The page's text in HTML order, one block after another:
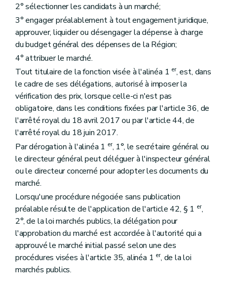
2° sélectionner les candidats à un marché;
3° engager préalablement à tout engagement juridique,
approuver, liquider ou désengager la dépense à charge
du budget général des dépenses de la Région;
4° attribuer le marché.
Tout titulaire de la fonction visée à l'alinéa 1 er, est, dans
le cadre de ses délégations, autorisé à imposer la
vérification des prix, lorsque celle-ci n'est pas
obligatoire, dans les conditions fixées par l'article 36, de
l'arrêté royal du 18 avril 2017 ou par l'article 44, de
l'arrêté royal du 18 juin 2017.
Par dérogation à l'alinéa 1 er, 1°, le secrétaire général ou
le directeur général peut déléguer à l'inspecteur général
ou le directeur concerné pour adopter les documents du
marché.
Lorsqu'une procédure négociée sans publication
préalable résulte de l'application de l'article 42, § 1 er,
2°, de la loi marchés publics, la délégation pour
l'approbation du marché est accordée à l'autorité qui a
approuvé le marché initial passé selon une des
procédures visées à l'article 35, alinéa 1 er, de la loi
marchés publics.